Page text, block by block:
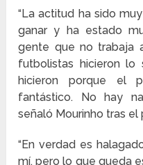
“La actitud ha sido
ganar y ha estado
gente que no trabaja
futbolistas hicieron lo
hicieron porque el
fantástico. No hay
señaló Mourinho tras el
“En verdad es
mí, pero lo que queda